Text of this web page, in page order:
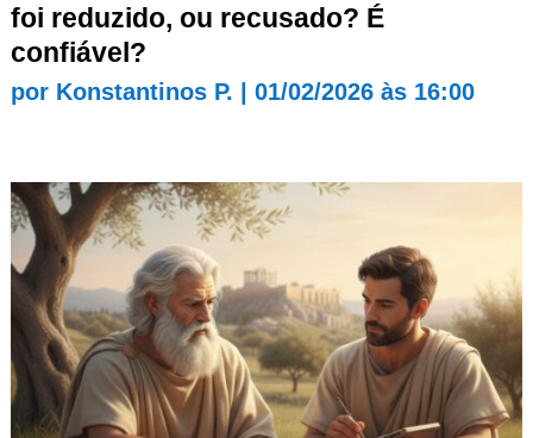
foi reduzido, ou recusado? É
confiável?
por Konstantinos P. 01/02/2026 às 16:00